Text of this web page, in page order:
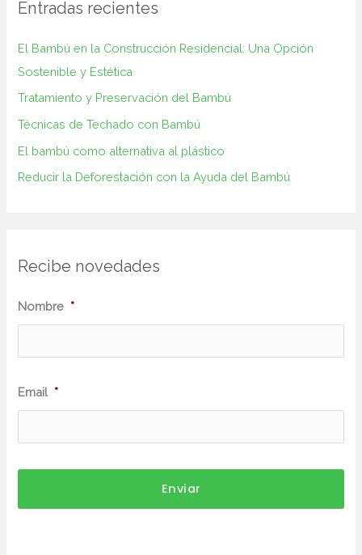
Entradas recientes
El Bambú en la Construcción‌ Residencial: Una Opción
Sostenible y ⁢Estética
Tratamiento y Preservación del Bambú
Técnicas de Techado con Bambú
El bambú como alternativa al plástico
Reducir la Deforestación con la Ayuda del Bambú
Recibe novedades
Nombre *
o
Email *